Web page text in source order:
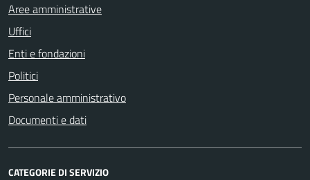
Aree amministrative
Uffici
Enti e fondazioni
Politici
Personale amministrativo
Documenti e dati
CATEGORIE DI SERVIZIO